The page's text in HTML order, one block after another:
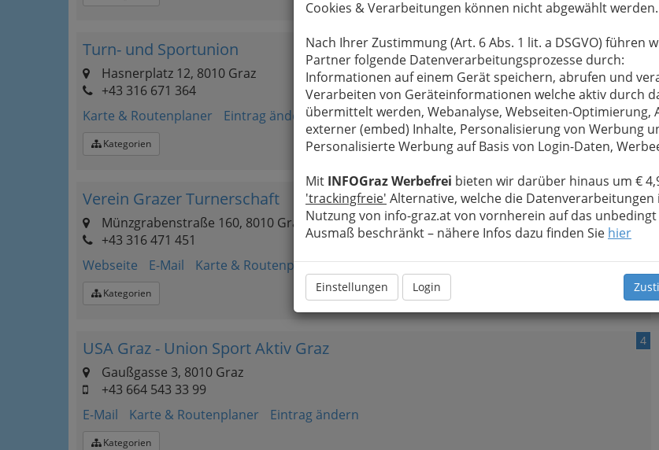
Cookies & Verarbeitungen können nicht abgewählt werden.
Nach Ihrer Zustimmung (Art. 6 Abs. 1 lit. a DSGVO) führen
Partner folgende Datenverarbeitungsprozesse durch:
Informationen auf einem Gerät speichern, abrufen und
Verarbeiten von Geräteinformationen welche aktiv durch
übermittelt werden, Webanalyse, Webseiten-Optimierung,
externer (embed) Inhalte, Personalisierung von Werbung
Personalisierte Werbung auf Basis von Login-Daten,
Mit INFOGraz Werbefrei bieten wir darüber hinaus um €
'trackingfreie' Alternative, welche die Datenverarbeitungen
Nutzung von info-graz.at von vornherein auf das
Ausmaß beschränkt – nähere Infos dazu finden Sie hier
Einstellungen Login
2
Turn- und Sportunion
Hasnerplatz 12, 8010 Graz
+43 316 671 364
Karte & Routenplaner
Eintrag ändern
Kategorien
3
Verein Grazer Turnerschaft
Münzgrabenstraße 160, 8010 Graz
+43 316 471 451
Webseite
E-Mail Karte & Routenplaner Eintrag ändern
Kategorien
4
USA Graz - Union Sport Aktiv Graz
Gaußgasse 3, 8010 Graz
+43 664 543 33 99
E-Mail
Karte & Routenplaner Eintrag ändern
Kategorien